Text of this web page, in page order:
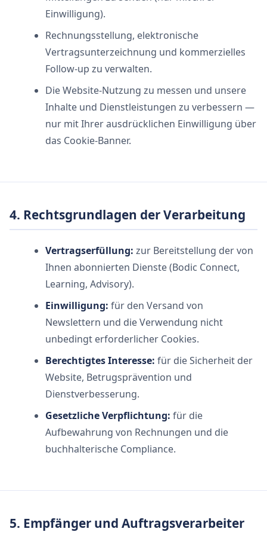
Einwilligung).
Rechnungsstellung, elektronische
Vertragsunterzeichnung und kommerzielles
Follow-up zu verwalten.
Die Website-Nutzung zu messen und unsere
Inhalte und Dienstleistungen zu verbessern —
nur mit Ihrer ausdrücklichen Einwilligung über
das Cookie-Banner.
4. Rechtsgrundlagen der Verarbeitung
Vertragserfüllung: zur Bereitstellung der von
Ihnen abonnierten Dienste (Bodic Connect,
Learning, Advisory).
Einwilligung: für den Versand von
Newslettern und die Verwendung nicht
unbedingt erforderlicher Cookies.
Berechtigtes Interesse: für die Sicherheit der
Website, Betrugsprävention und
Dienstverbesserung.
Gesetzliche Verpflichtung: für die
Aufbewahrung von Rechnungen und die
buchhalterische Compliance.
5. Empfänger und Auftragsverarbeiter